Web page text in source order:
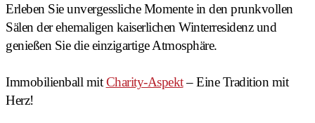
Erleben Sie unvergessliche Momente in den prunkvollen
Sälen der ehemaligen kaiserlichen Winterresidenz und
genießen Sie die einzigartige Atmosphäre.
Immobilienball mitCharity-Aspekt– Eine Tradition mit
Herz!